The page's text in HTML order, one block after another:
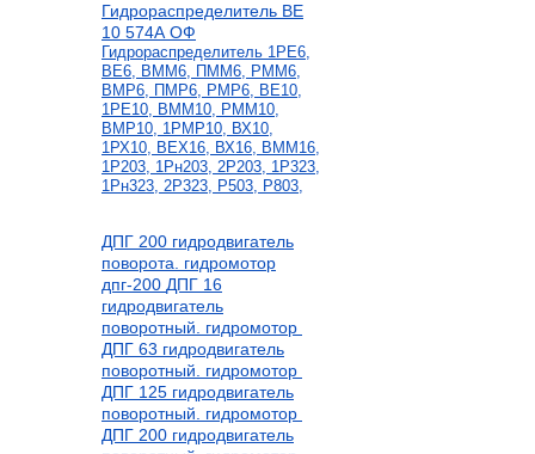
Гидрораспределитель ВЕ
10 574А ОФ
Гидрораспределитель 1РЕ6,
ВЕ6, ВММ6, ПММ6, РММ6,
ВМР6, ПМР6, РМР6, ВЕ10,
1РЕ10, ВММ10, РММ10,
ВМР10, 1РМР10, ВХ10,
1РХ10, ВЕХ16, ВХ16, ВММ16,
1Р203, 1Рн203, 2Р203, 1Р323,
1Рн323, 2Р323, Р503, Р803,
ДПГ 200 гидродвигатель
поворота. гидромотор
дпг-200 ДПГ 16
гидродвигатель
поворотный. гидромотор
ДПГ 63 гидродвигатель
поворотный. гидромотор
ДПГ 125 гидродвигатель
поворотный. гидромотор
ДПГ 200 гидродвигатель